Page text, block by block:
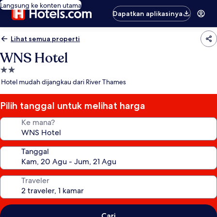
Langsung ke konten utama
Dapatkan aplikasinya
Lihat semua properti
WNS Hotel
Properti
bintang
Hotel mudah dijangkau dari River Thames
Pilih tanggal untuk melihat harga
Ke mana?
Tanggal
Traveler